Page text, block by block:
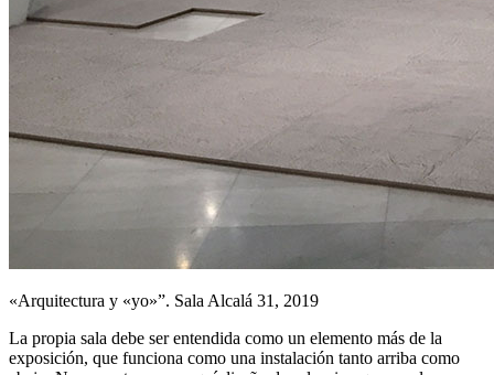
«Arquitectura y «yo»”. Sala Alcalá 31, 2019
La propia sala debe ser entendida como un elemento más de la
exposición, que funciona como una instalación tanto arriba como